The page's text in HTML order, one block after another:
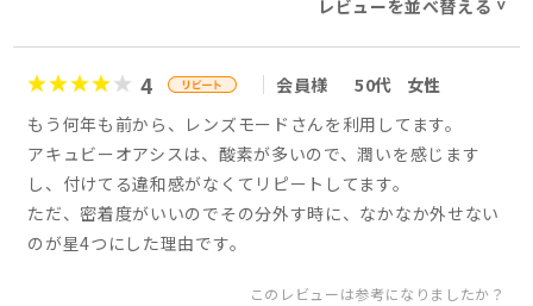
レビューを並べ替える >
4 会員様 50代
女性
もう何年も前から、レンズモードさんを利用してます。
アキュビーオアシスは、酸素が多いので、潤いを感じます
し、付けてる違和感がなくてリピートしてます。
ただ、密着度がいいのでその分外す時に、なかなか外せない
のが星4つにした理由です。
このレビューは参考になりましたか？